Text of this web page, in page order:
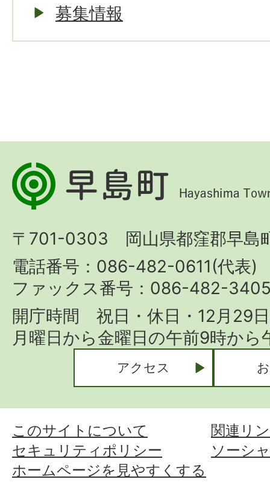
募集情報
早
島
Hayashima
Town
〒701-0303 岡山県都窪郡早島
電話番号：086-482-0611(代表)
ファックス番号：086-482-
開庁時間 祝日・休日・12月29
月曜日から金曜日の午前9時か
アクセス
このサイトについて
関連リ
セキュリティポリシー
ソーシ
ホームページを見やすくする